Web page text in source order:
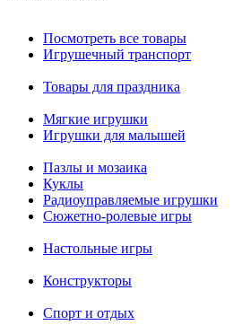
Посмотреть все товары
Игрушечный транспорт
Товары для праздника
Мягкие игрушки
Игрушки для малышей
Пазлы и мозаика
Куклы
Радиоуправляемые игрушки
Сюжетно-ролевые игры
Настольные игры
Конструкторы
Спорт и отдых